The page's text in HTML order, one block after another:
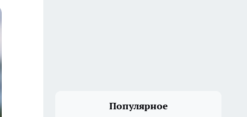
Популярное